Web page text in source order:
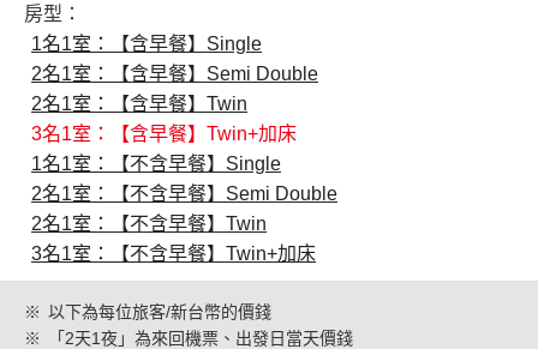
創造旅遊
房型：
1名1室：【含早餐】Single
2名1室：【含早餐】Semi Double
2名1室：【含早餐】Twin
3名1室：【含早餐】Twin+加床
1名1室：【不含早餐】Single
2名1室：【不含早餐】Semi Double
2名1室：【不含早餐】Twin
3名1室：【不含早餐】Twin+加床
※ 以下為每位旅客/新台幣的價錢
※
「2天1夜」為來回機票、出發日當天價錢